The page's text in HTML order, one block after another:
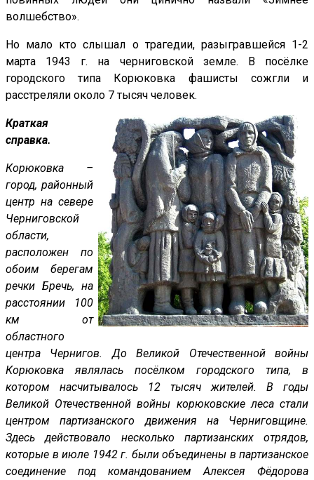
волшебство».
Но мало кто слышал о трагедии, разыгравшейся 1-2
марта 1943 г. на черниговской земле. В посёлке
городского типа Корюковка фашисты сожгли и
расстреляли около 7 тысяч человек.
Краткая
справка.
Корюковка –
город, районный
центр на севере
Черниговской
области,
расположен по
обоим берегам
речки Бречь, на
расстоянии 100
км от
областного
центра Чернигов. До Великой Отечественной войны
Корюковка являлась посёлком городского типа, в
котором насчитывалось 12 тысяч жителей. В годы
Великой Отечественной войны корюковские леса стали
центром партизанского движения на Черниговщине.
Здесь действовало несколько партизанских отрядов,
которые в июле 1942 г. были объединены в партизанское
соединение под командованием Алексея Фёдорова